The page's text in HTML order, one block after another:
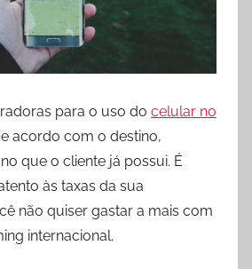
para o uso do celular no
acordo com o destino,
que o cliente já possui. É
às taxas da sua
não quiser gastar a mais com
internacional.